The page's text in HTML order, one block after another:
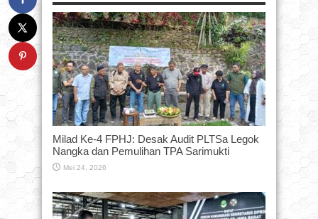
Milad Ke-4 FPHJ: Desak Audit PLTSa Legok
Nangka dan Pemulihan TPA Sarimukti
Mei 24, 2026